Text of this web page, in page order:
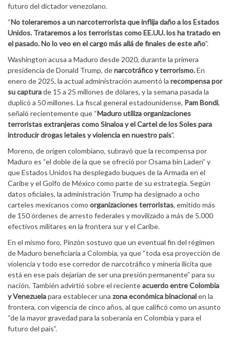
futuro del dictador venezolano.
“No toleraremos a un narcoterrorista que inflija daño a los Estados
Unidos. Trataremos a los terroristas como EE.UU. los ha tratado en
el pasado. No lo veo en el cargo más allá de finales de este año”.
Washington acusa a Maduro desde 2020, durante la primera
presidencia de Donald Trump, denarcotráfico y terrorismo.En
enero de 2025, la actual administración aumentó la recompensa por
su capturade 15 a 25 millones de dólares, y la semana pasada la
duplicó a 50 millones. La fiscal general estadounidense, Pam Bondi,
señaló recientemente que “Maduro utiliza organizaciones
terroristas extranjeras como Sinaloa y el Cartel de los Soles para
introducir drogas letales y violencia en nuestro país”.
Moreno, de origen colombiano, subrayó que la recompensa por
Maduro es “el doble de la que se ofreció por Osama bin Laden” y
que Estados Unidos ha desplegado buques de la Armada en el
Caribe y el Golfo de México como parte de su estrategia. Según
datos oficiales, la administración Trump ha designado a ocho
carteles mexicanos como organizaciones terroristas, emitido más
de 150 órdenes de arresto federales y movilizado a más de 5.000
efectivos militares en la frontera sur y el Caribe.
En el mismo foro, Pinzón sostuvo que un eventual fin del régimen
de Maduro beneficiaría a Colombia, ya que “toda esa proyección de
violencia y todo ese corredor de narcotráfico y minería ilícita que
está en ese país dejarían de ser una presión permanente” para su
nación. También advirtió sobre el recienteacuerdo entre Colombia
y Venezuelapara establecer una zona económica binacionalen la
frontera, con vigencia de cinco años, al que calificó como un asunto
“de la mayor gravedad para la soberanía en Colombia y para el
futuro del país”.